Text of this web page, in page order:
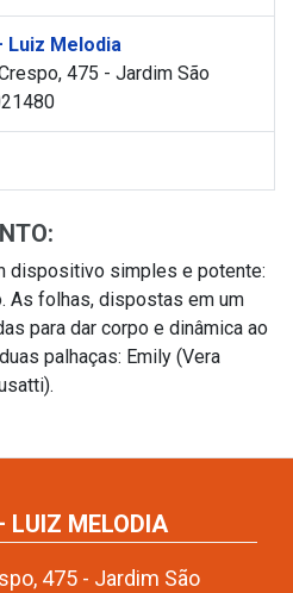
Luiz Melodia
475 - Jardim São
dispositivo simples e potente:
As folhas, dispostas em um
para dar corpo e dinâmica ao
palhaças: Emily (Vera
LUIZ MELODIA
475 - Jardim São